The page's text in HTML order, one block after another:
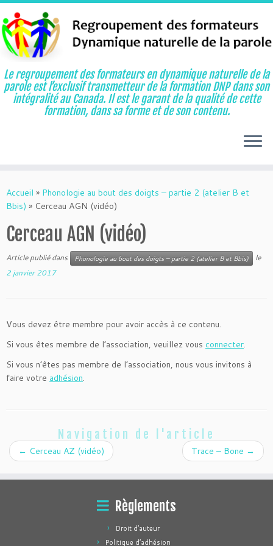
au
contenu
Le regroupement des formateurs en dynamique naturelle de la
parole est l’exclusif transmetteur de la formation DNP dans son
intégralité au Canada. Il est le garant de la qualité de cette
formation, dans sa forme et de son contenu.
Accueil » Phonologie au bout des doigts – partie 2 (atelier B et
Bbis) » Cerceau AGN (vidéo)
Cerceau AGN (vidéo)
Article publié dans Phonologie au bout des doigts – partie 2 (atelier B et Bbis)
le
2 janvier 2017
Vous devez être membre pour avoir accès à ce contenu.
Si vous êtes membre de l’association, veuillez vous connecter.
Si vous n’êtes pas membre de l’association, nous vous invitons à
faire votre adhésion.
Navigation de l'article
← Cerceau AZ (vidéo) Trace – Bone →
Règlements
Droit d’auteur
Politique d’adhésion